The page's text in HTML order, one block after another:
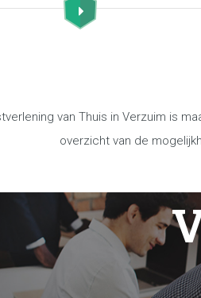
van Thuis in Verzuim is
overzicht van de